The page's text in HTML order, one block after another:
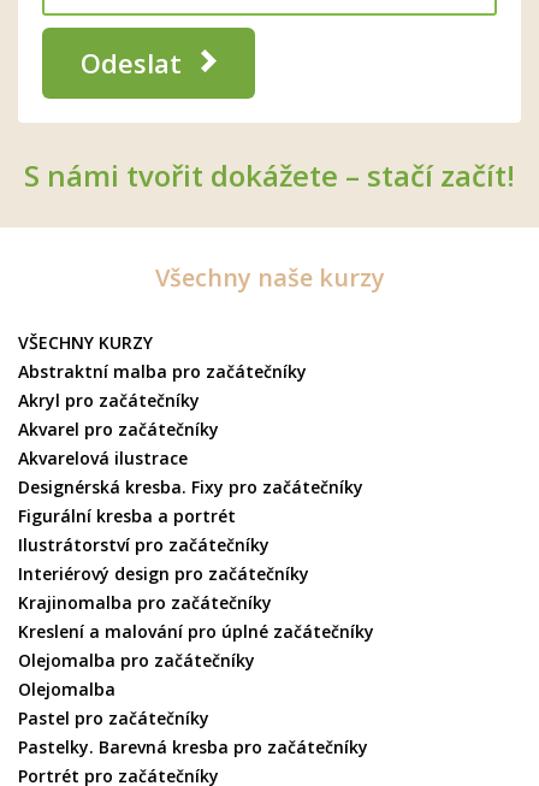
Odeslat
S námi tvořit dokážete – stačí začít!
Všechny naše kurzy
VŠECHNY KURZY
Abstraktní malba pro začátečníky
Akryl pro začátečníky
Akvarel pro začátečníky
Akvarelová ilustrace
Designérská kresba. Fixy pro začátečníky
Figurální kresba a portrét
Ilustrátorství pro začátečníky
Interiérový design pro začátečníky
Krajinomalba pro začátečníky
Kreslení a malování pro úplné začátečníky
Olejomalba pro začátečníky
Olejomalba
Pastel pro začátečníky
Pastelky. Barevná kresba pro začátečníky
Portrét pro začátečníky